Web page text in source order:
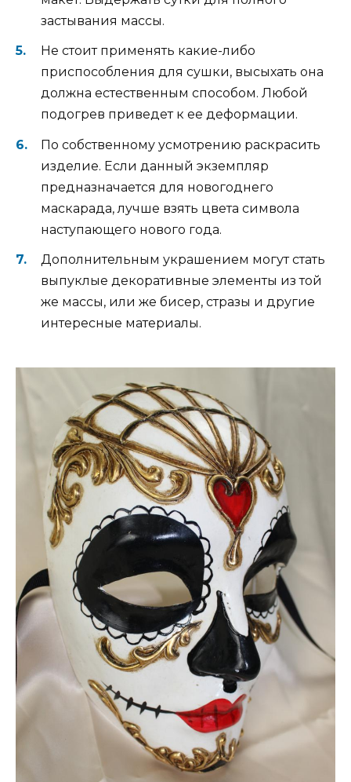
застывания массы.
Не стоит применять какие-либо
приспособления для сушки, высыхать она
должна естественным способом. Любой
подогрев приведет к ее деформации.
По собственному усмотрению раскрасить
изделие. Если данный экземпляр
предназначается для новогоднего
маскарада, лучше взять цвета символа
наступающего нового года.
Дополнительным украшением могут стать
выпуклые декоративные элементы из той
же массы, или же бисер, стразы и другие
интересные материалы.